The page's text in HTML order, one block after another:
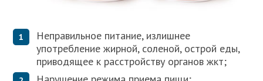
Неправильное питание, излишнее
употребление жирной, соленой, острой еды,
приводящее к расстройству органов жкт;